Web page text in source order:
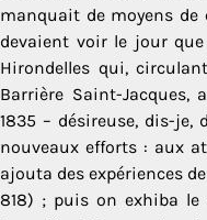
manquait de moyens
devaient voir le jour
Hirondelles qui,
Barrière Saint-Jacques,
1835 – désireuse, dis-
nouveaux efforts : aux
ajouta des expé­riences
818) ; puis on exhiba le